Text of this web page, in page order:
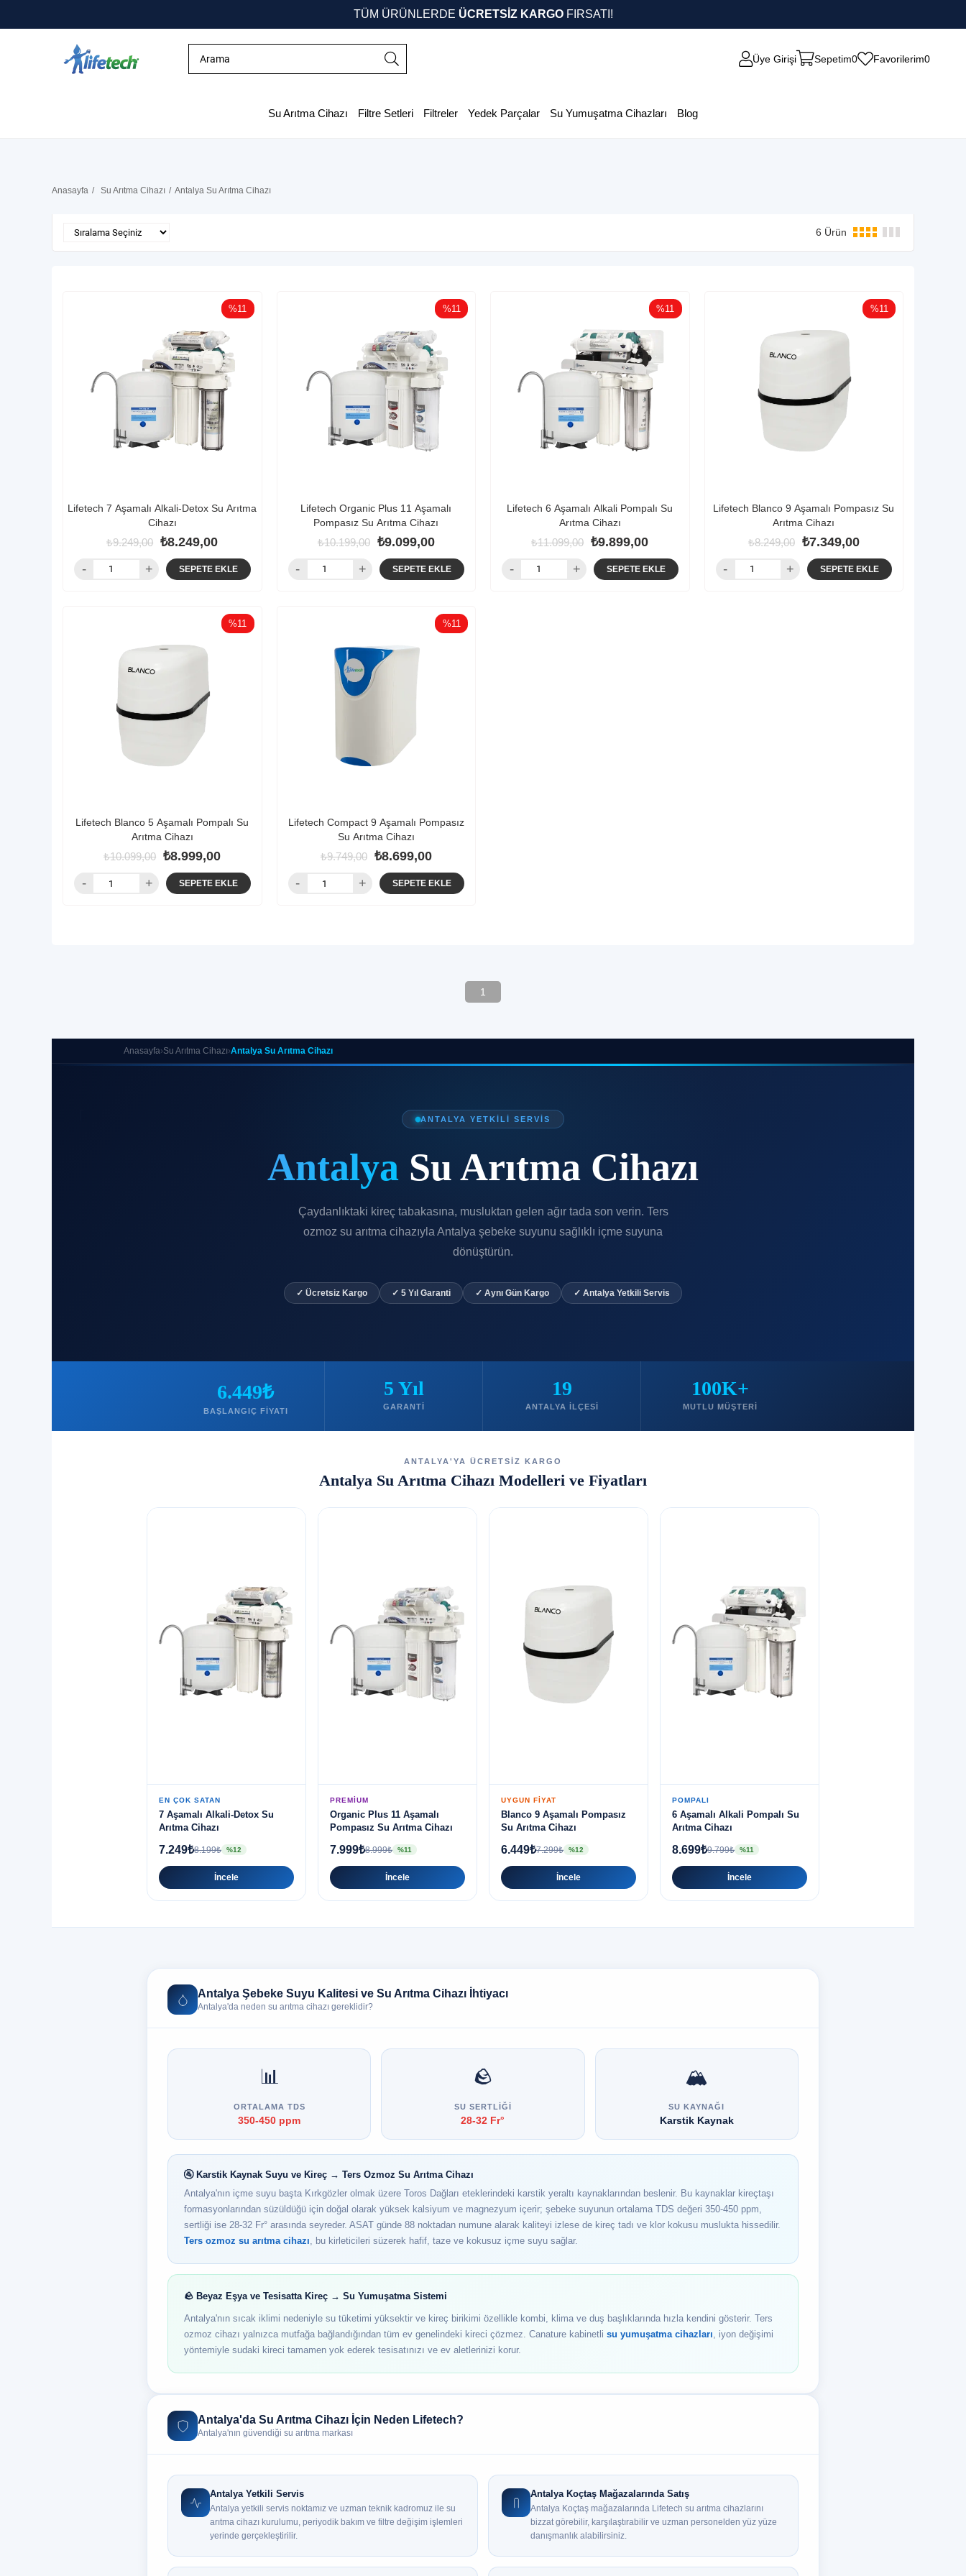
TÜM ÜRÜNLERDE ÜCRETSİZ KARGOFIRSATI!
Üye Girişi Sepetim0 Favorilerim0
Su Arıtma Cihazı Filtre Setleri Filtreler Yedek Parçalar Su Yumuşatma Cihazları Blog
Anasayfa Su Arıtma Cihazı Antalya Su Arıtma Cihazı
6 Ürün
Lifetech 7 Aşamalı Alkali-Detox Su Arıtma
Cihazı
₺8.249,00
₺9.249,00
%11
SEPETE EKLE
Lifetech Organic Plus 11 Aşamalı
Pompasız Su Arıtma Cihazı
₺9.099,00
₺10.199,00
%11
SEPETE EKLE
Lifetech 6 Aşamalı Alkali Pompalı Su
Arıtma Cihazı
₺9.899,00
₺11.099,00
%11
SEPETE EKLE
Lifetech Blanco 9 Aşamalı Pompasız Su
Arıtma Cihazı
₺7.349,00
₺8.249,00
%11
SEPETE EKLE
Lifetech Blanco 5 Aşamalı Pompalı Su
Arıtma Cihazı
₺8.999,00
₺10.099,00
%11
SEPETE EKLE
Lifetech Compact 9 Aşamalı Pompasız
Su Arıtma Cihazı
₺8.699,00
₺9.749,00
%11
SEPETE EKLE
1
Anasayfa›Su Arıtma Cihazı›Antalya Su Arıtma Cihazı
ANTALYA YETKILI SERVIS
Antalya Su Arıtma Cihazı
Çaydanlıktaki kireç tabakasına, musluktan gelen ağır tada son verin. Ters
ozmoz su arıtma cihazıyla Antalya şebeke suyunu sağlıklı içme suyuna
dönüştürün.
✓ Ücretsiz Kargo ✓ 5 Yıl Garanti ✓ Aynı Gün Kargo ✓ Antalya Yetkili Servis
6.449₺
BAŞLANGIÇ FIYATI
5 Yıl
GARANTI
19
ANTALYA İLÇESI
100K+
MUTLU MÜŞTERI
ANTALYA'YA ÜCRETSİZ KARGO
Antalya Su Arıtma Cihazı Modelleri ve Fiyatları
EN ÇOK SATAN
7 Aşamalı Alkali-Detox Su
Arıtma Cihazı
7.249₺8.199₺ %12
İncele
PREMIUM
Organic Plus 11 Aşamalı
Pompasız Su Arıtma Cihazı
7.999₺8.999₺ %11
İncele
UYGUN FIYAT
Blanco 9 Aşamalı Pompasız
Su Arıtma Cihazı
6.449₺7.299₺ %12
İncele
POMPALI
6 Aşamalı Alkali Pompalı Su
Arıtma Cihazı
8.699₺9.799₺ %11
İncele
Antalya Şebeke Suyu Kalitesi ve Su Arıtma Cihazı İhtiyacı
Antalya'da neden su arıtma cihazı gereklidir?
📊
ORTALAMA TDS
350-450 ppm
🪨
SU SERTLIĞI
28-32 Fr°
🏔️
SU KAYNAĞI
Karstik Kaynak
🚰 Karstik Kaynak Suyu ve Kireç → Ters Ozmoz Su Arıtma Cihazı
Antalya'nın içme suyu başta Kırkgözler olmak üzere Toros Dağları eteklerindeki karstik yeraltı kaynaklarından beslenir. Bu kaynaklar kireçtaşı
formasyonlarından süzüldüğü için doğal olarak yüksek kalsiyum ve magnezyum içerir; şebeke suyunun ortalama TDS değeri 350-450 ppm,
sertliği ise 28-32 Fr° arasında seyreder. ASAT günde 88 noktadan numune alarak kaliteyi izlese de kireç tadı ve klor kokusu muslukta hissedilir.
Ters ozmoz su arıtma cihazı, bu kirleticileri süzerek hafif, taze ve kokusuz içme suyu sağlar.
🪨 Beyaz Eşya ve Tesisatta Kireç → Su Yumuşatma Sistemi
Antalya'nın sıcak iklimi nedeniyle su tüketimi yüksektir ve kireç birikimi özellikle kombi, klima ve duş başlıklarında hızla kendini gösterir. Ters
ozmoz cihazı yalnızca mutfağa bağlandığından tüm ev genelindeki kireci çözmez. Canature kabinetli su yumuşatma cihazları, iyon değişimi
yöntemiyle sudaki kireci tamamen yok ederek tesisatınızı ve ev aletlerinizi korur.
Antalya'da Su Arıtma Cihazı İçin Neden Lifetech?
Antalya'nın güvendiği su arıtma markası
Antalya Yetkili Servis
Antalya yetkili servis noktamız ve uzman teknik kadromuz ile su
arıtma cihazı kurulumu, periyodik bakım ve filtre değişim işlemleri
yerinde gerçekleştirilir.
Antalya Koçtaş Mağazalarında Satış
Antalya Koçtaş mağazalarında Lifetech su arıtma cihazlarını
bizzat görebilir, karşılaştırabilir ve uzman personelden yüz yüze
danışmanlık alabilirsiniz.